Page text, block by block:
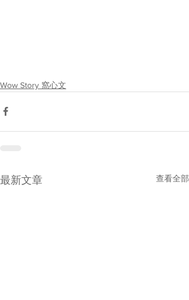
Wow Story 窩心文
最新文章 查看全部